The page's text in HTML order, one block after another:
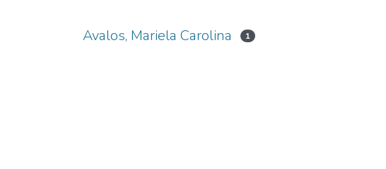
Avalos, Mariela Carolina 1